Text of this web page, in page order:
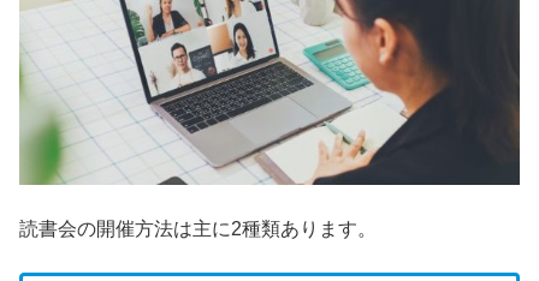
読書会の開催方法は主に2種類あります。